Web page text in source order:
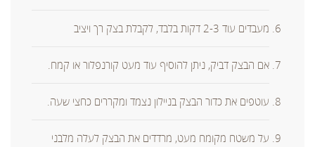
מעבדים עוד 2-3 דקות בלבד, לקבלת בצק רך ויציב
אם הבצק דביק, ניתן להוסיף עוד מעט קורנפלור או קמח.
עוטפים את כדור הבצק בניילון נצמד ומקררים כחצי שעה.
על משטח מקומח מעט, מרדדים את הבצק לעלה מלבני